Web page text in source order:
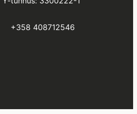
+358 408712546